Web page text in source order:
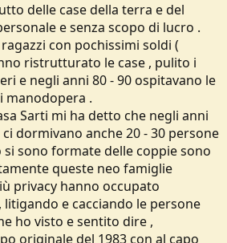
delle case della terra e del
e senza scopo di lucro .
con pochissimi soldi (
ristrutturato le case , pulito i
e negli anni 80 - 90 ospitavano le
manodopera .
Sarti mi ha detto che negli anni
ci dormivano anche 20 - 30 persone
si sono formate delle coppie sono
queste neo famiglie
privacy hanno occupato
litigando e cacciando le persone
ho visto e sentito dire ,
originale del 1983 con al capo